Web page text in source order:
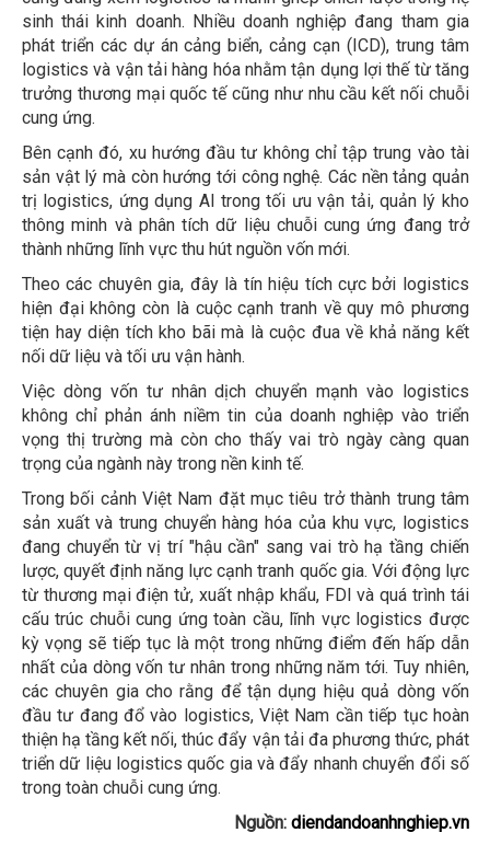
sinh thái kinh doanh. Nhiều doanh nghiệp đang tham gia
phát triển các dự án cảng biển, cảng cạn (ICD), trung tâm
logistics và vận tải hàng hóa nhằm tận dụng lợi thế từ tăng
trưởng thương mại quốc tế cũng như nhu cầu kết nối chuỗi
cung ứng.
Bên cạnh đó, xu hướng đầu tư không chỉ tập trung vào tài
sản vật lý mà còn hướng tới công nghệ. Các nền tảng quản
trị logistics, ứng dụng AI trong tối ưu vận tải, quản lý kho
thông minh và phân tích dữ liệu chuỗi cung ứng đang trở
thành những lĩnh vực thu hút nguồn vốn mới.
Theo các chuyên gia, đây là tín hiệu tích cực bởi logistics
hiện đại không còn là cuộc cạnh tranh về quy mô phương
tiện hay diện tích kho bãi mà là cuộc đua về khả năng kết
nối dữ liệu và tối ưu vận hành.
Việc dòng vốn tư nhân dịch chuyển mạnh vào logistics
không chỉ phản ánh niềm tin của doanh nghiệp vào triển
vọng thị trường mà còn cho thấy vai trò ngày càng quan
trọng của ngành này trong nền kinh tế.
Trong bối cảnh Việt Nam đặt mục tiêu trở thành trung tâm
sản xuất và trung chuyển hàng hóa của khu vực, logistics
đang chuyển từ vị trí "hậu cần" sang vai trò hạ tầng chiến
lược, quyết định năng lực cạnh tranh quốc gia. Với động lực
từ thương mại điện tử, xuất nhập khẩu, FDI và quá trình tái
cấu trúc chuỗi cung ứng toàn cầu, lĩnh vực logistics được
kỳ vọng sẽ tiếp tục là một trong những điểm đến hấp dẫn
nhất của dòng vốn tư nhân trong những năm tới. Tuy nhiên,
các chuyên gia cho rằng để tận dụng hiệu quả dòng vốn
đầu tư đang đổ vào logistics, Việt Nam cần tiếp tục hoàn
thiện hạ tầng kết nối, thúc đẩy vận tải đa phương thức, phát
triển dữ liệu logistics quốc gia và đẩy nhanh chuyển đổi số
trong toàn chuỗi cung ứng.
Nguồn: diendandoanhnghiep.vn